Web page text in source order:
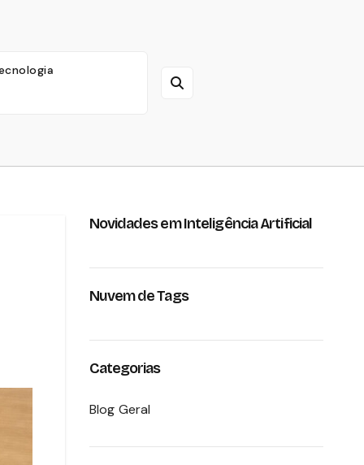
Novidades em Inteligência Artificial
Nuvem de Tags
Categorias
Blog Geral